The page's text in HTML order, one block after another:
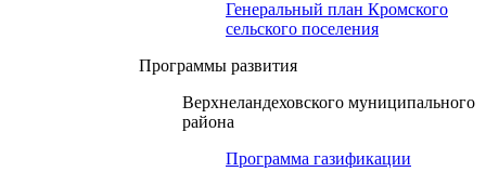
Генеральный план Кромского
сельского поселения
Программы развития
Верхнеландеховского муниципального
района
Программа газификации